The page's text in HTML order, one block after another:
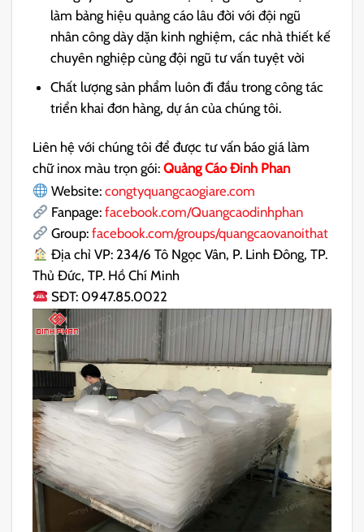
làm bảng hiệu quảng cáo lâu đời với đội ngũ
nhân công dày dặn kinh nghiệm, các nhà thiết kế
chuyên nghiệp cùng đội ngũ tư vấn tuyệt vời
Chất lượng sản phẩm luôn đi đầu trong công tác
triển khai đơn hàng, dự án của chúng tôi.
Liên hệ với chúng tôi để được tư vấn báo giá làm
chữ inox màu trọn gói: Quảng Cáo Đinh Phan
Website: congtyquangcaogiare.com
Fanpage: facebook.com/Quangcaodinhphan
Group: facebook.com/groups/quangcaovanoithat
Địa chỉ VP: 234/6 Tô Ngọc Vân, P. Linh Đông, TP.
Thủ Đức, TP. Hồ Chí Minh
SĐT: 0947.85.0022